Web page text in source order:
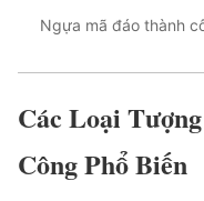
Ngựa mã đáo thành
Các Loại
Công Phổ Biến